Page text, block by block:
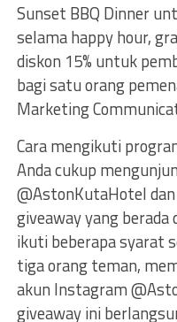
Sunset BBQ Dinner
selama happy hour,
diskon 15% untuk
bagi satu orang
Marketing
Cara mengikuti
Anda cukup
@AstonKutaHotel
giveaway yang
ikuti beberapa syarat
tiga orang teman,
akun Instagram
giveaway ini